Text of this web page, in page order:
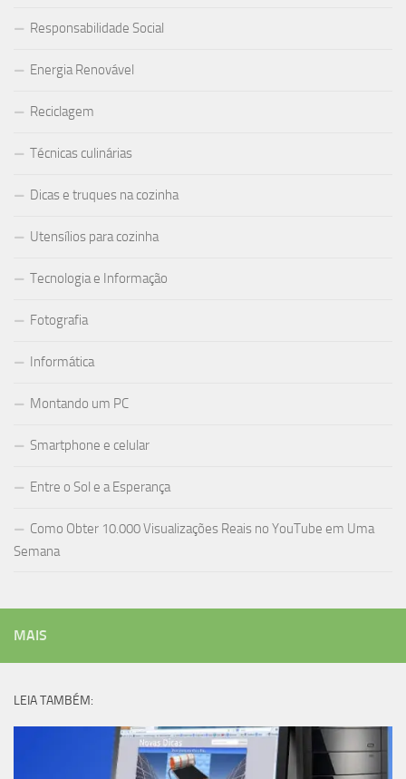
Responsabilidade Social
Energia Renovável
Reciclagem
Técnicas culinárias
Dicas e truques na cozinha
Utensílios para cozinha
Tecnologia e Informação
Fotografia
Informática
Montando um PC
Smartphone e celular
Entre o Sol e a Esperança
Como Obter 10.000 Visualizações Reais no YouTube em Uma
Semana
MAIS
LEIA TAMBÉM: